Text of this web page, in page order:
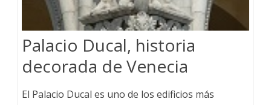
Palacio Ducal, historia
decorada de Venecia
El Palacio Ducal es uno de los edificios más